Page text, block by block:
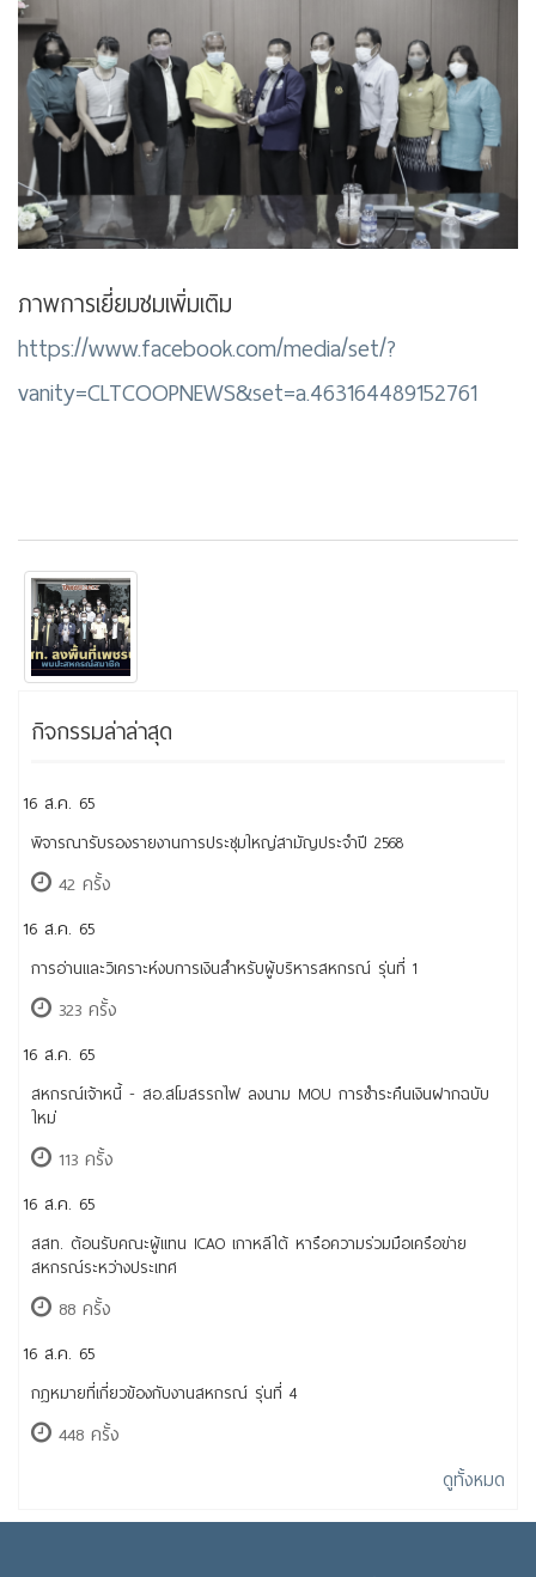
ภาพการเยี่ยมชมเพิ่มเติม
https://www.facebook.com/media/set/?
vanity=CLTCOOPNEWS&set=a.463164489152761
กิจกรรมล่าล่าสุด
16 ส.ค. 65
พิจารณารับรองรายงานการประชุมใหญ่สามัญประจำปี 2568
42 ครั้ง
16 ส.ค. 65
การอ่านและวิเคราะห์งบการเงินสำหรับผู้บริหารสหกรณ์ รุ่นที่ 1
323 ครั้ง
16 ส.ค. 65
สหกรณ์เจ้าหนี้ - สอ.สโมสรรถไฟ ลงนาม MOU การชำระคืนเงินฝากฉบับ
ใหม่
113 ครั้ง
16 ส.ค. 65
สสท. ต้อนรับคณะผู้แทน ICAO เกาหลีใต้ หารือความร่วมมือเครือข่าย
สหกรณ์ระหว่างประเทศ
88 ครั้ง
16 ส.ค. 65
กฎหมายที่เกี่ยวข้องกับงานสหกรณ์ รุ่นที่ 4
448 ครั้ง
ดูทั้งหมด